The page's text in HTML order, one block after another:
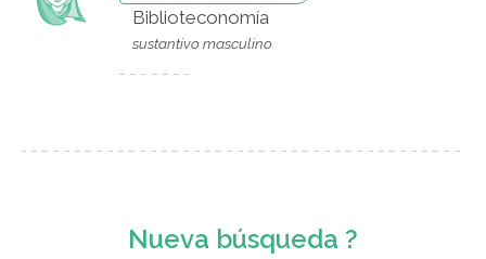
Biblioteconomía
sustantivo masculino
Nueva búsqueda ?